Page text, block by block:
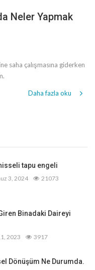
Neler Yapmak
saha çalışmasına giderken
Daha fazla oku
tapu engeli
3, 2024 21073
Binadaki Daireyi
2023 3917
Dönüşüm Ne Durumda.